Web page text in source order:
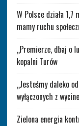
W Polsce działa
mamy ruchu
„Premierze, dbaj o
kopalni Turów
„Jesteśmy daleko
wyłączonych z
Zielona energia